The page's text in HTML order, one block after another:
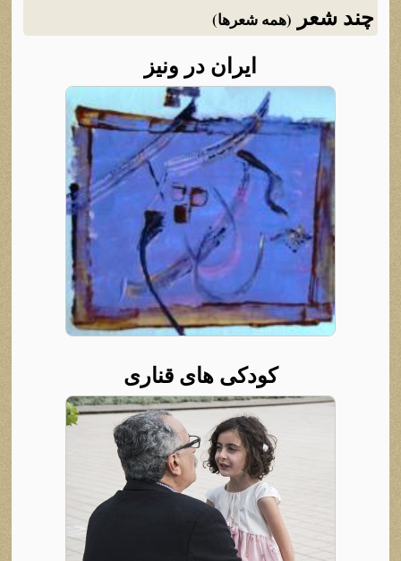
چند شعر (همه شعرها)
ایران در ونیز
کودکی‌ ها‌ی قناری